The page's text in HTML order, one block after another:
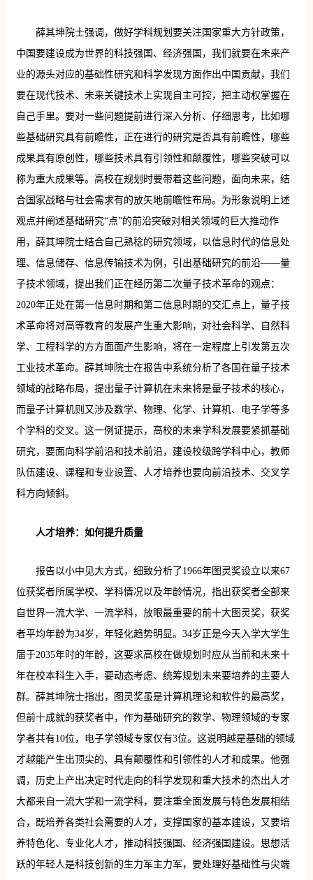
薛其坤院士强调，做好学科规划要关注国家重大方针政策，
中国要建设成为世界的科技强国、经济强国，我们就要在未来产
业的源头对应的基础性研究和科学发现方面作出中国贡献，我们
要在现代技术、未来关键技术上实现自主可控，把主动权掌握在
自己手里。要对一些问题提前进行深入分析、仔细思考，比如哪
些基础研究具有前瞻性，正在进行的研究是否具有前瞻性，哪些
成果具有原创性，哪些技术具有引领性和颠覆性，哪些突破可以
称为重大成果等。高校在规划时要带着这些问题，面向未来，结
合国家战略与社会需求有的放矢地前瞻性布局。为形象说明上述
观点并阐述基础研究“点”的前沿突破对相关领域的巨大推动作
用，薛其坤院士结合自己熟稔的研究领域，以信息时代的信息处
理、信息储存、信息传输技术为例，引出基础研究的前沿——量
子技术领域，提出我们正在经历第二次量子技术革命的观点：
2020年正处在第一信息时期和第二信息时期的交汇点上，量子技
术革命将对高等教育的发展产生重大影响，对社会科学、自然科
学、工程科学的方方面面产生影响，将在一定程度上引发第五次
工业技术革命。薛其坤院士在报告中系统分析了各国在量子技术
领域的战略布局，提出量子计算机在未来将是量子技术的核心，
而量子计算机则又涉及数学、物理、化学、计算机、电子学等多
个学科的交叉。这一例证提示，高校的未来学科发展要紧抓基础
研究，要面向科学前沿和技术前沿，建设校级跨学科中心，教师
队伍建设、课程和专业设置、人才培养也要向前沿技术、交叉学
科方向倾斜。
人才培养：如何提升质量
报告以小中见大方式，细致分析了1966年图灵奖设立以来67
位获奖者所属学校、学科情况以及年龄情况，指出获奖者全部来
自世界一流大学、一流学科，放眼最重要的前十大图灵奖，获奖
者平均年龄为34岁，年轻化趋势明显。34岁正是今天入学大学生
届于2035年时的年龄，这要求高校在做规划时应从当前和未来十
年在校本科生入手，要动态考虑、统筹规划未来要培养的主要人
群。薛其坤院士指出，图灵奖虽是计算机理论和软件的最高奖，
但前十成就的获奖者中，作为基础研究的数学、物理领域的专家
学者共有10位，电子学领域专家仅有3位。这说明越是基础的领域
才越能产生出顶尖的、具有颠覆性和引领性的人才和成果。他强
调，历史上产出决定时代走向的科学发现和重大技术的杰出人才
大都来自一流大学和一流学科，要注重全面发展与特色发展相结
合，既培养各类社会需要的人才，支撑国家的基本建设，又要培
养特色化、专业化人才，推动科技强国、经济强国建设。思想活
跃的年轻人是科技创新的生力军主力军，要处理好基础性与尖端